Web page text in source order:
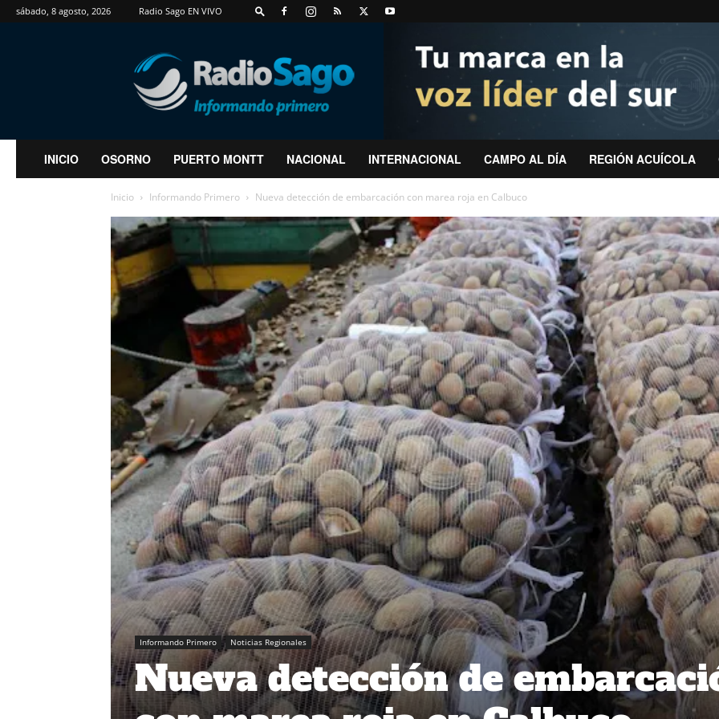
sábado, 8 agosto, 2026 Radio Sago EN VIVO
RadioSago
INICIO OSORNO PUERTO MONTT NACIONAL INTERNACIONAL CAMPO AL DÍA REGIÓN ACUÍCOLA
Inicio Informando Primero Nueva detección de embarcación con marea roja en Calbuco
Informando Primero Noticias Regionales
Nueva detección de